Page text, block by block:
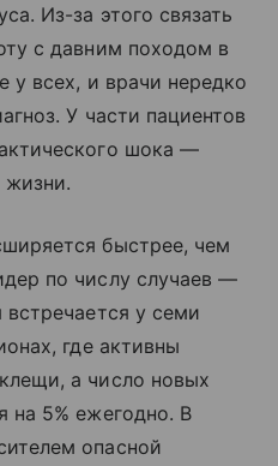
Из-за этого связать
с давним походом в
у всех, и врачи нередко
У части пациентов
шока —
жизни.
быстрее, чем
по числу случаев —
у семи
где активны
а число новых
на 5% ежегодно. В
опасной